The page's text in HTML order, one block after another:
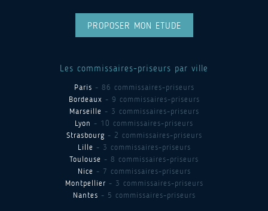
PROPOSER MON ETUDE
Les commissaires-priseurs par ville
Paris - 86 commissaires-priseurs
Bordeaux - 9 commissaires-priseurs
Marseille - 3 commissaires-priseurs
Lyon - 10 commissaires-priseurs
Strasbourg - 2 commissaires-priseurs
Lille - 3 commissaires-priseurs
Toulouse - 8 commissaires-priseurs
Nice - 7 commissaires-priseurs
Montpellier - 3 commissaires-priseurs
Nantes - 5 commissaires-priseurs